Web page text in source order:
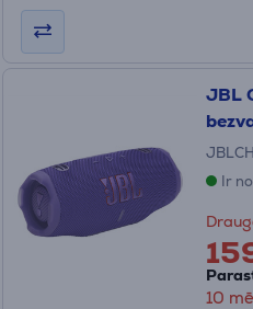
JBL
Ir
10